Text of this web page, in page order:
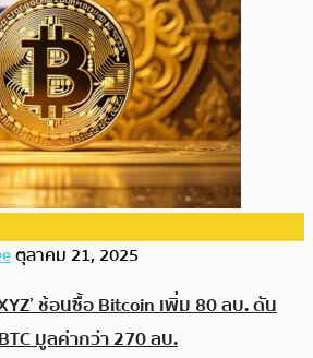
ตุลาคม 21, 2025
ช้อนซื้อ Bitcoin เพิ่ม 80 ลบ. ดัน
มูลค่ากว่า 270 ลบ.